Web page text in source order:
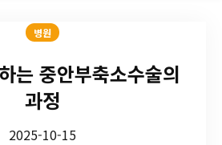
병원
는 중안부축소수술의
과정
2025-10-15